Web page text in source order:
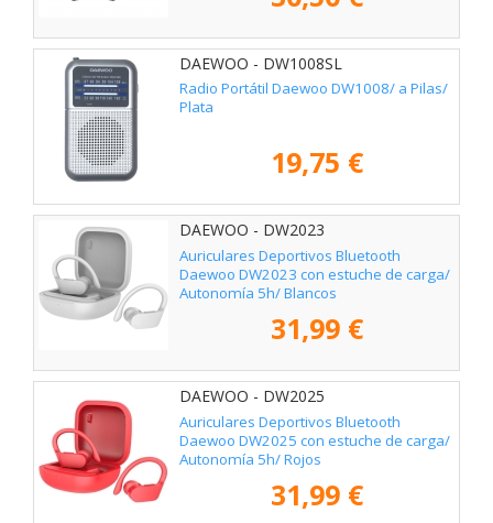
DAEWOO - DW1008SL
Radio Portátil Daewoo DW1008/ a Pilas/
Plata
19,75 €
DAEWOO - DW2023
Auriculares Deportivos Bluetooth
Daewoo DW2023 con estuche de carga/
Autonomía 5h/ Blancos
31,99 €
DAEWOO - DW2025
Auriculares Deportivos Bluetooth
Daewoo DW2025 con estuche de carga/
Autonomía 5h/ Rojos
31,99 €